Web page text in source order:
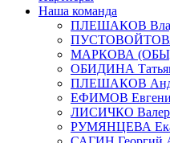
Наша команда
ПЛЕШАКОВ
ПУСТОВОЙТОВА
МАРКОВА
ОБИДИНА
ПЛЕШАКОВ
ЕФИМОВ
ЛИСИЧКО
РУМЯНЦЕВА